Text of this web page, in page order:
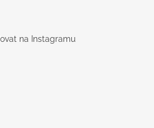
na Instagramu